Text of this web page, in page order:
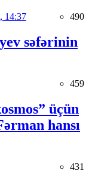
14:37 490
səfərinin
459
üçün
hansı
431